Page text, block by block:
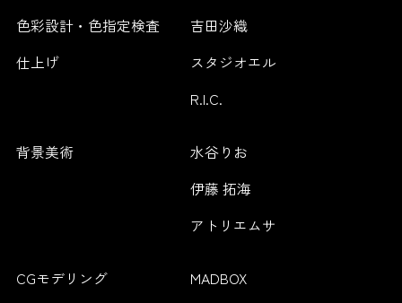
色彩設計・色指定検査
吉田沙織
仕上げ
スタジオエル
R.I.C.
背景美術
水谷りお
伊藤 拓海
アトリエムサ
CGモデリング
MADBOX